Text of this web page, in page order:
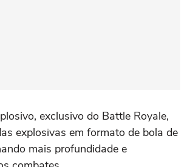
exclusivo do Battle Royale,
explosivas em formato de bola de
mais profundidade e